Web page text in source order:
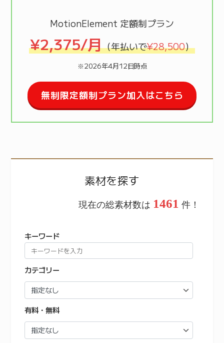
MotionElement 定額制プラン
¥2,375/月（年払いで¥28,500）
※2026年4月12日時点
無制限定額制プラン加入はこちら
素材を探す
現在の総素材数は 1461 件！
キーワード
カテゴリー
有料・無料